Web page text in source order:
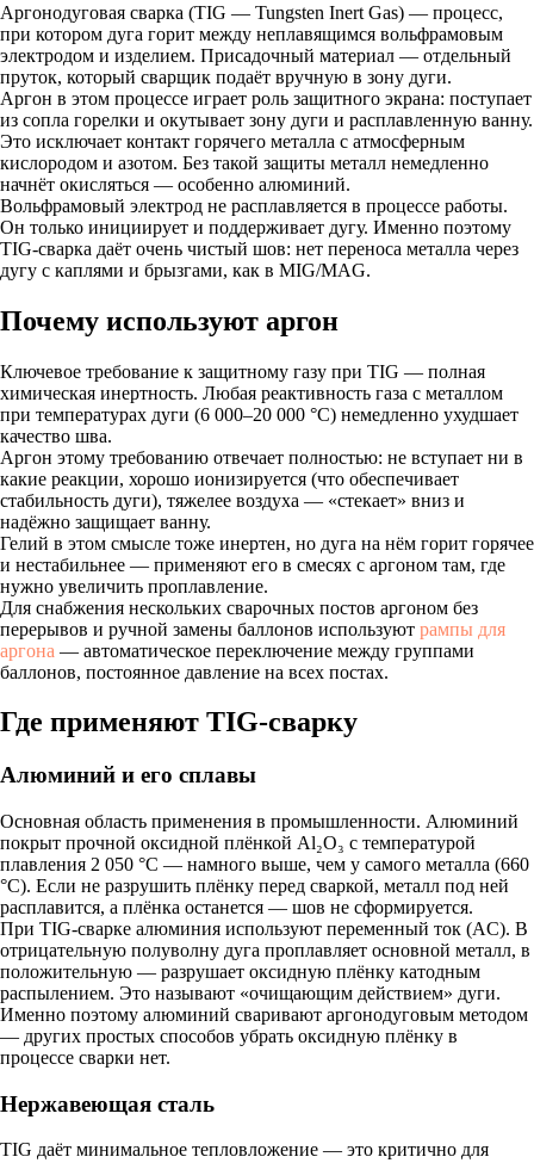
Аргонодуговая сварка (TIG — Tungsten Inert Gas) — процесс,
при котором дуга горит между неплавящимся вольфрамовым
электродом и изделием. Присадочный материал — отдельный
пруток, который сварщик подаёт вручную в зону дуги.
Аргон в этом процессе играет роль защитного экрана: поступает
из сопла горелки и окутывает зону дуги и расплавленную ванну.
Это исключает контакт горячего металла с атмосферным
кислородом и азотом. Без такой защиты металл немедленно
начнёт окисляться — особенно алюминий.
Вольфрамовый электрод не расплавляется в процессе работы.
Он только инициирует и поддерживает дугу. Именно поэтому
TIG-сварка даёт очень чистый шов: нет переноса металла через
дугу с каплями и брызгами, как в MIG/MAG.
Почему используют аргон
Ключевое требование к защитному газу при TIG — полная
химическая инертность. Любая реактивность газа с металлом
при температурах дуги (6 000–20 000 °C) немедленно ухудшает
качество шва.
Аргон этому требованию отвечает полностью: не вступает ни в
какие реакции, хорошо ионизируется (что обеспечивает
стабильность дуги), тяжелее воздуха — «стекает» вниз и
надёжно защищает ванну.
Гелий в этом смысле тоже инертен, но дуга на нём горит горячее
и нестабильнее — применяют его в смесях с аргоном там, где
нужно увеличить проплавление.
Для снабжения нескольких сварочных постов аргоном без
перерывов и ручной замены баллонов используют рампы для
аргона — автоматическое переключение между группами
баллонов, постоянное давление на всех постах.
Где применяют TIG-сварку
Алюминий и его сплавы
Основная область применения в промышленности. Алюминий
покрыт прочной оксидной плёнкой Al₂O₃ с температурой
плавления 2 050 °C — намного выше, чем у самого металла (660
°C). Если не разрушить плёнку перед сваркой, металл под ней
расплавится, а плёнка останется — шов не сформируется.
При TIG-сварке алюминия используют переменный ток (AC). В
отрицательную полуволну дуга проплавляет основной металл, в
положительную — разрушает оксидную плёнку катодным
распылением. Это называют «очищающим действием» дуги.
Именно поэтому алюминий сваривают аргонодуговым методом
— других простых способов убрать оксидную плёнку в
процессе сварки нет.
Нержавеющая сталь
TIG даёт минимальное тепловложение — это критично для